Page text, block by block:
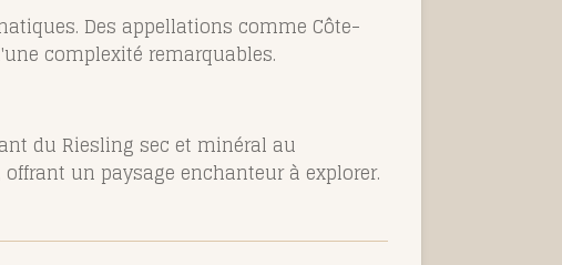
Des appellations comme Côte-
complexité remarquables.
du Riesling sec et minéral au
un paysage enchanteur à explorer.